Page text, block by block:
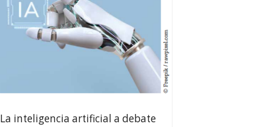
La inteligencia artificial a debate